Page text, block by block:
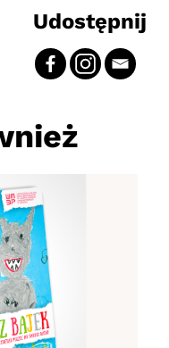
Udostępnij